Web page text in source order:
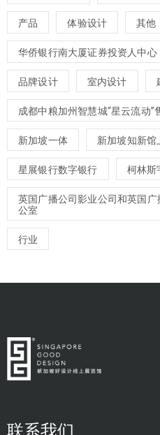
产品 体验设计 其他
华侨银行南大厦证券投资人中心
品牌设计 室内设计
成都中粮加州智慧城“星云流动”
新加坡一体 新加坡知新馆
星展银行数字银行 柯林斯
英国广播公司影业公司和英国
公室
行业
联系我们